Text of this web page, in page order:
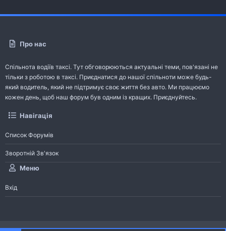
Про нас
Спільнота водіїв таксі. Тут обговорюються актуальні теми, пов'язані не
тільки з роботою в таксі. Приєднатися до нашої спільноти може будь-
який водитель, який не підтримує своє життя без авто. Ми працюємо
кожен день, щоб наш форум був одним із кращих. Приєднуйтесь.
Навігація
Список Форумів
Зворотній Зв'язок
Меню
Вхід